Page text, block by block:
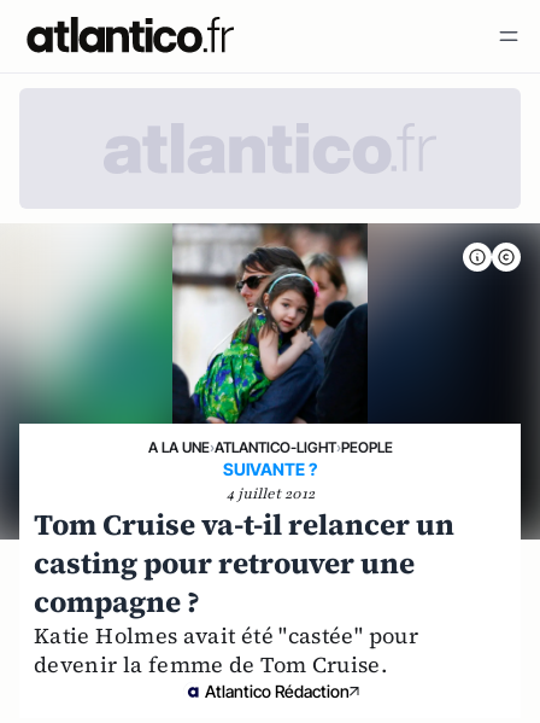
A LA UNE›ATLANTICO-LIGHT›PEOPLE
SUIVANTE ?
4 juillet 2012
Tom Cruise va-t-il relancer un
casting pour retrouver une
compagne ?
Katie Holmes avait été "castée" pour
devenir la femme de Tom Cruise.
Atlantico Rédaction